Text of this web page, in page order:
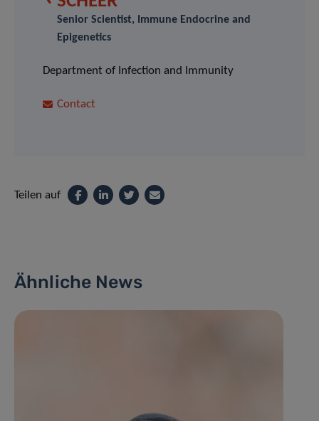
Senior Scientist, Immune Endocrine and
Epigenetics
Department of Infection and Immunity
Contact
Teilen auf
Ähnliche News